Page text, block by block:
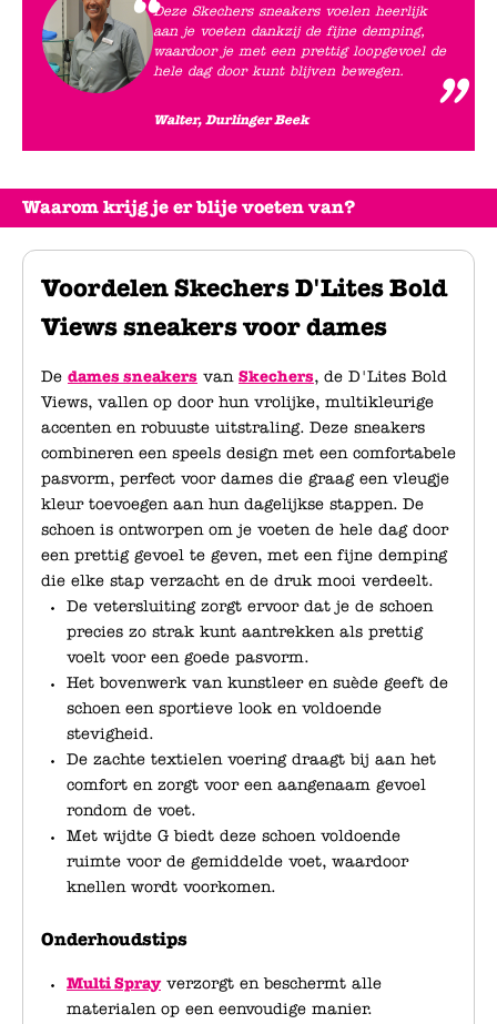
Waarom krijg je er blije voeten van?
Voordelen Skechers D'Lites Bold
Views sneakers voor dames
De dames sneakers van Skechers, de D'Lites Bold
Views, vallen op door hun vrolijke, multikleurige
accenten en robuuste uitstraling. Deze sneakers
combineren een speels design met een comfortabele
pasvorm, perfect voor dames die graag een vleugje
kleur toevoegen aan hun dagelijkse stappen. De
schoen is ontworpen om je voeten de hele dag door
een prettig gevoel te geven, met een fijne demping
die elke stap verzacht en de druk mooi verdeelt.
De vetersluiting zorgt ervoor dat je de schoen
precies zo strak kunt aantrekken als prettig
voelt voor een goede pasvorm.
Het bovenwerk van kunstleer en suède geeft de
schoen een sportieve look en voldoende
stevigheid.
De zachte textielen voering draagt bij aan het
comfort en zorgt voor een aangenaam gevoel
rondom de voet.
Met wijdte G biedt deze schoen voldoende
ruimte voor de gemiddelde voet, waardoor
knellen wordt voorkomen.
Onderhoudstips
Multi Sprayverzorgt en beschermt alle
materialen op een eenvoudige manier.
Deze Skechers sneakers voelen heerlijk
aan je voeten dankzij de fijne demping,
waardoor je met een prettig loopgevoel de
hele dag door kunt blijven bewegen.
Walter, Durlinger Beek